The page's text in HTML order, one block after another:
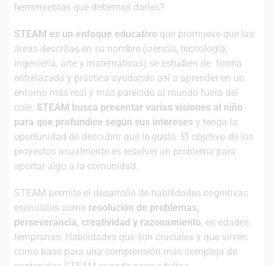
herramientas que debemos darles?
STEAM es un enfoque educativo que promueve que las
áreas descritas en su nombre (ciencia, tecnología,
ingeniería, arte y matemáticas) se estudien de forma
entrelazada y práctica ayudando así a aprender en un
entorno más real y más parecido al mundo fuera del
cole. STEAM busca presentar varias visiones al niño
para que profundice según sus intereses y tenga la
oportunidad de descubrir qué le gusta. El objetivo de los
proyectos usualmente es resolver un problema para
aportar algo a la comunidad.
STEAM permite el desarrollo de habilidades cognitivas
esenciales como resolución de problemas,
perseverancia, creatividad y razonamiento, en edades
tempranas. Habilidades que son cruciales y que sirven
como base para una comprensión más compleja de